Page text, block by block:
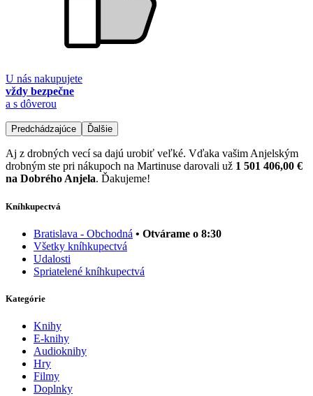
U nás nakupujete
vždy bezpečne
a s dôverou
Predchádzajúce Ďalšie
Aj z drobných vecí sa dajú urobiť veľké. Vďaka vašim Anjelským
drobným ste pri nákupoch na Martinuse darovali už 1 501 406,00 €
na Dobrého Anjela. Ďakujeme!
Kníhkupectvá
Bratislava - Obchodná • Otvárame o 8:30
Všetky kníhkupectvá
Udalosti
Spriatelené kníhkupectvá
Kategórie
Knihy
E-knihy
Audioknihy
Hry
Filmy
Doplnky